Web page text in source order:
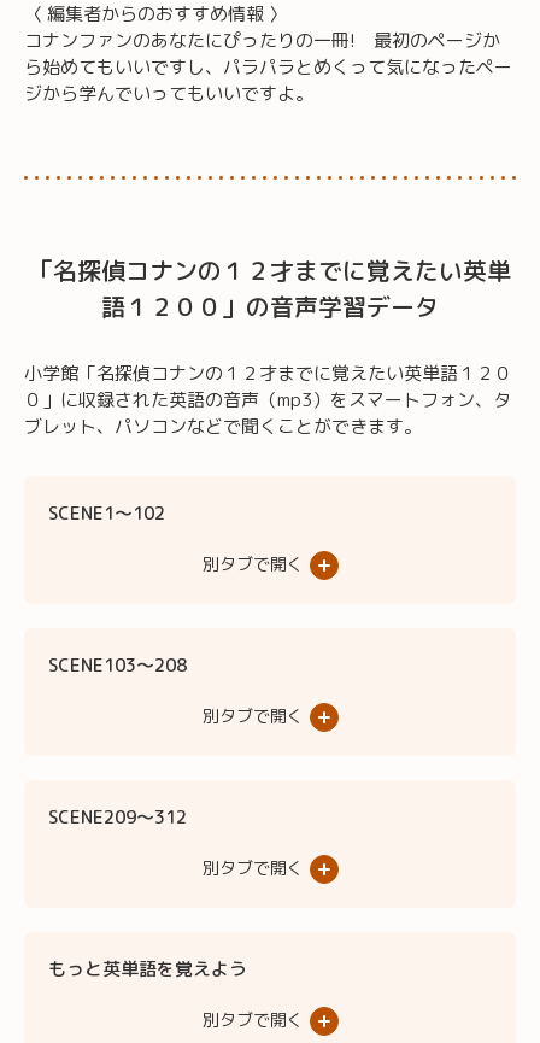
〈 編集者からのおすすめ情報 〉
コナンファンのあなたにぴったりの一冊! 最初のページか
ら始めてもいいですし、パラパラとめくって気になったペー
ジから学んでいってもいいですよ。
「名探偵コナンの１２才までに覚えたい英単
語１２００」の音声学習データ
小学館「名探偵コナンの１２才までに覚えたい英単語１２０
０」に収録された英語の音声（mp3）をスマートフォン、タ
ブレット、パソコンなどで聞くことができます。
SCENE1〜102
別タブで開く
SCENE103〜208
別タブで開く
SCENE209〜312
別タブで開く
もっと英単語を覚えよう
別タブで開く